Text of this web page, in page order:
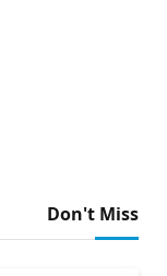
Don't Miss